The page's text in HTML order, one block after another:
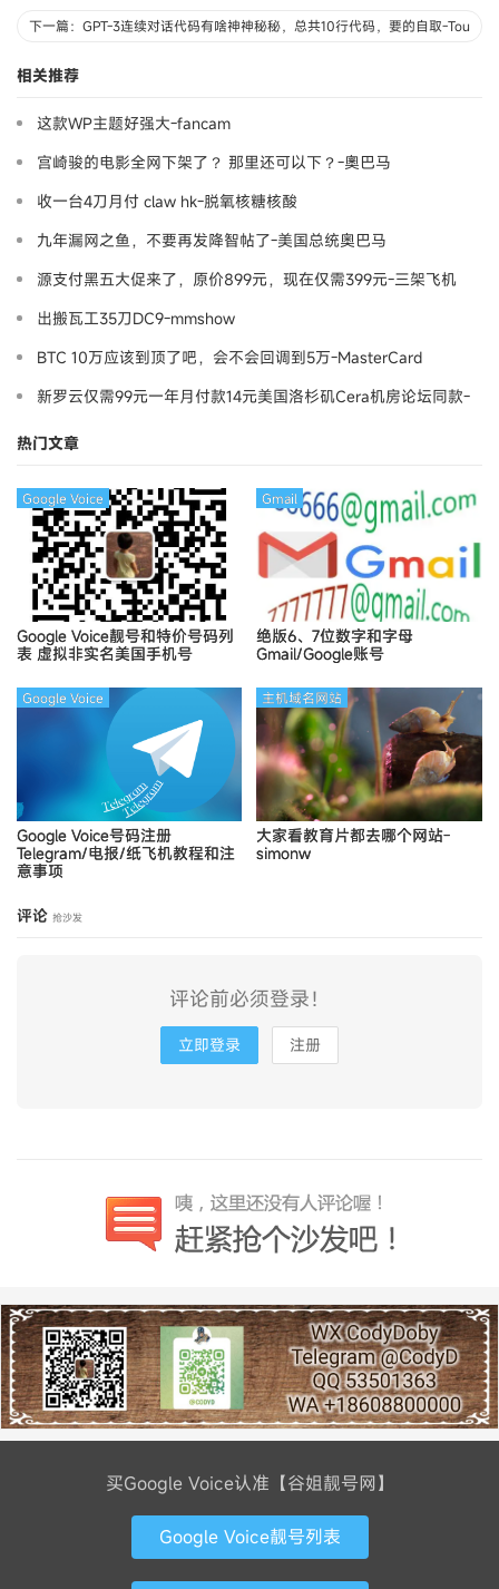
下一篇：GPT-3连续对话代码有啥神神秘秘，总共10行代码，要的自取-Tou
相关推荐
这款WP主题好强大-fancam
宫崎骏的电影全网下架了？ 那里还可以下？-奧巴马
收一台4刀月付 claw hk-脱氧核糖核酸
九年漏网之鱼，不要再发降智帖了-美国总统奥巴马
源支付黑五大促来了，原价899元，现在仅需399元-三架飞机
出搬瓦工35刀DC9-mmshow
BTC 10万应该到顶了吧，会不会回调到5万-MasterCard
新罗云仅需99元一年月付款14元美国洛杉矶Cera机房论坛同款-
热门文章
Google Voice靓号和特价号码列
表 虚拟非实名美国手机号
Google Voice
绝版6、7位数字和字母
Gmail/Google账号
Gmail
Google Voice号码注册
Telegram/电报/纸飞机教程和注
意事项
Google Voice
大家看教育片都去哪个网站-
simonw
主机域名网站
评论 抢沙发
评论前必须登录！
立即登录 注册
买Google Voice认准【谷姐靓号网】
Google Voice靓号列表